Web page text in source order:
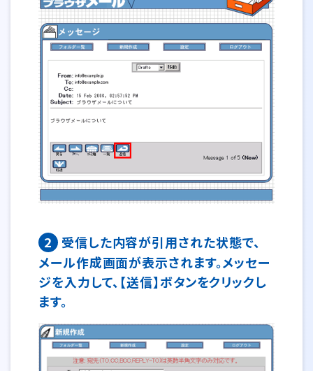
2
受信した内容が引用された状態で、
メール作成画面が表示されます。メッセー
ジを入力して、【送信】ボタンをクリックし
ます。